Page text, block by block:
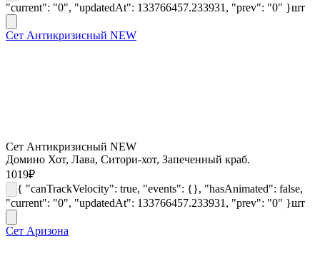
"current": "0", "updatedAt": 133766457.233931, "prev": "0" }шт
Сет Антикризисный NEW
Сет Антикризисный NEW
Домино Хот, Лава, Ситори-хот, Запеченный краб.
1019₽
{ "canTrackVelocity": true, "events": {}, "hasAnimated": false,
"current": "0", "updatedAt": 133766457.233931, "prev": "0" }шт
Сет Аризона